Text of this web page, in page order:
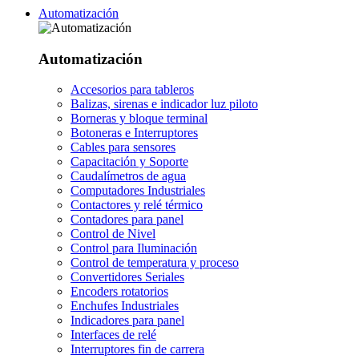
Automatización
Automatización
Accesorios para tableros
Balizas, sirenas e indicador luz piloto
Borneras y bloque terminal
Botoneras e Interruptores
Cables para sensores
Capacitación y Soporte
Caudalímetros de agua
Computadores Industriales
Contactores y relé térmico
Contadores para panel
Control de Nivel
Control para Iluminación
Control de temperatura y proceso
Convertidores Seriales
Encoders rotatorios
Enchufes Industriales
Indicadores para panel
Interfaces de relé
Interruptores fin de carrera